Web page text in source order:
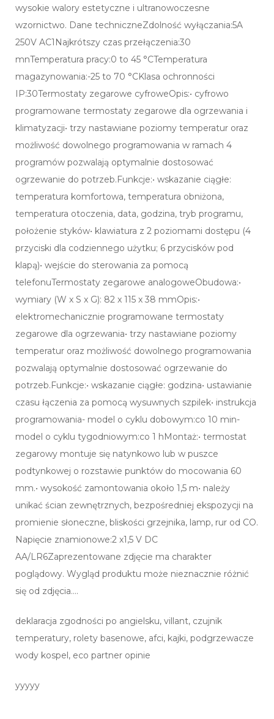
wysokie walory estetyczne i ultranowoczesne
wzornictwo. Dane techniczneZdolność wyłączania:5A
250V AC1Najkrótszy czas przełączenia:30
mnTemperatura pracy:0 to 45 °CTemperatura
magazynowania:-25 to 70 °CKlasa ochronności
IP:30Termostaty zegarowe cyfroweOpis:• cyfrowo
programowane termostaty zegarowe dla ogrzewania i
klimatyzacji• trzy nastawiane poziomy temperatur oraz
możliwość dowolnego programowania w ramach 4
programów pozwalają optymalnie dostosować
ogrzewanie do potrzeb.Funkcje:• wskazanie ciągłe:
temperatura komfortowa, temperatura obniżona,
temperatura otoczenia, data, godzina, tryb programu,
położenie styków• klawiatura z 2 poziomami dostępu (4
przyciski dla codziennego użytku; 6 przycisków pod
klapą)• wejście do sterowania za pomocą
telefonuTermostaty zegarowe analogoweObudowa:•
wymiary (W x S x G): 82 x 115 x 38 mmOpis:•
elektromechanicznie programowane termostaty
zegarowe dla ogrzewania• trzy nastawiane poziomy
temperatur oraz możliwość dowolnego programowania
pozwalają optymalnie dostosować ogrzewanie do
potrzeb.Funkcje:• wskazanie ciągłe: godzina• ustawianie
czasu łączenia za pomocą wysuwnych szpilek• instrukcja
programowania- model o cyklu dobowym:co 10 min-
model o cyklu tygodniowym:co 1 hMontaż:• termostat
zegarowy montuje się natynkowo lub w puszce
podtynkowej o rozstawie punktów do mocowania 60
mm.• wysokość zamontowania około 1,5 m• należy
unikać ścian zewnętrznych, bezpośredniej ekspozycji na
promienie słoneczne, bliskości grzejnika, lamp, rur od CO.
Napięcie znamionowe:2 x1,5 V DC
AA/LR6Zaprezentowane zdjęcie ma charakter
poglądowy. Wygląd produktu może nieznacznie różnić
się od zdjęcia….
deklaracja zgodności po angielsku, villant, czujnik
temperatury, rolety basenowe, afci, kajki, podgrzewacze
wody kospel, eco partner opinie
yyyyy